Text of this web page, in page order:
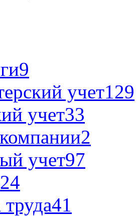
9
учет129
учет33
2
учет97
24
41